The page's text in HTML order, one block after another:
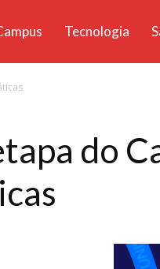
Tecnologia
do